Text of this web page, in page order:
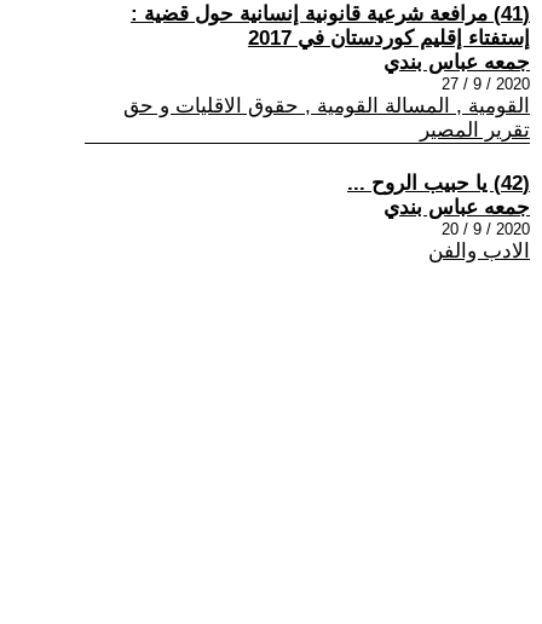
(41) مرافعة شرعية قانونية إنسانية حول قضية :
إستفتاء إقليم كوردستان في 2017
جمعه عباس بندي
2020 / 9 / 27
القومية , المسالة القومية , حقوق الاقليات و حق
تقرير المصير
(42) يا حبيب الروح ...
جمعه عباس بندي
2020 / 9 / 20
الادب والفن